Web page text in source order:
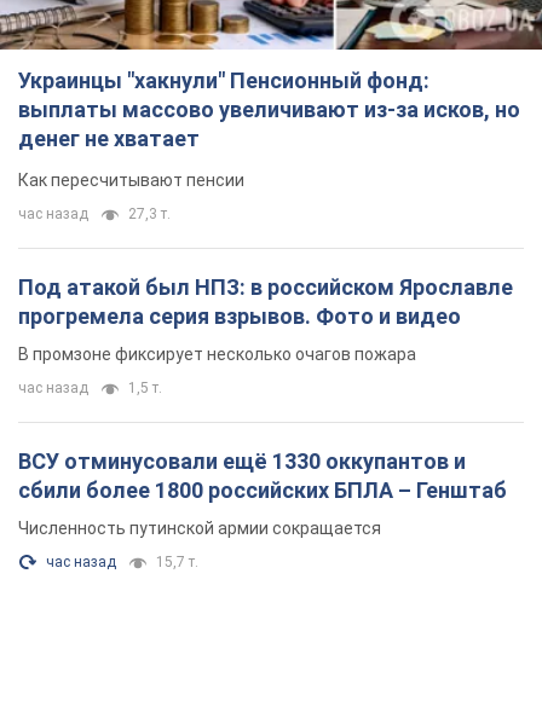
Украинцы "хакнули" Пенсионный фонд:
выплаты массово увеличивают из-за исков, но
денег не хватает
Как пересчитывают пенсии
час назад 27,3 т.
Под атакой был НПЗ: в российском Ярославле
прогремела серия взрывов. Фото и видео
В промзоне фиксирует несколько очагов пожара
час назад 1,5 т.
ВСУ отминусовали ещё 1330 оккупантов и
сбили более 1800 российских БПЛА – Генштаб
Численность путинской армии сокращается
час назад 15,7 т.